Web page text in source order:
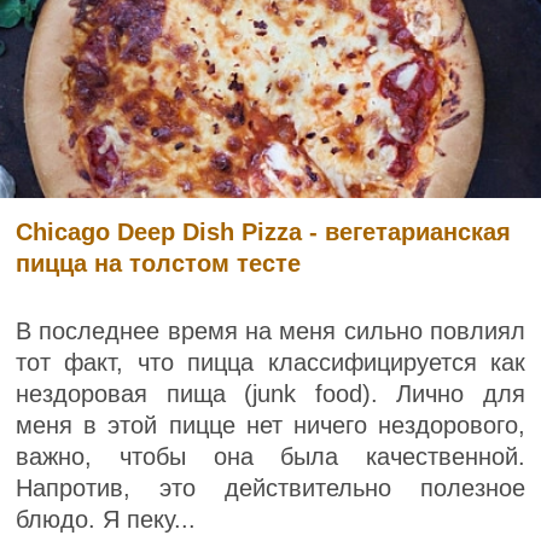
Chicago Deep Dish Pizza - вегетарианская
пицца на толстом тесте
В последнее время на меня сильно повлиял
тот факт, что пицца классифицируется как
нездоровая пища (junk food). Лично для
меня в этой пицце нет ничего нездорового,
важно, чтобы она была качественной.
Напротив, это действительно полезное
блюдо. Я пеку...